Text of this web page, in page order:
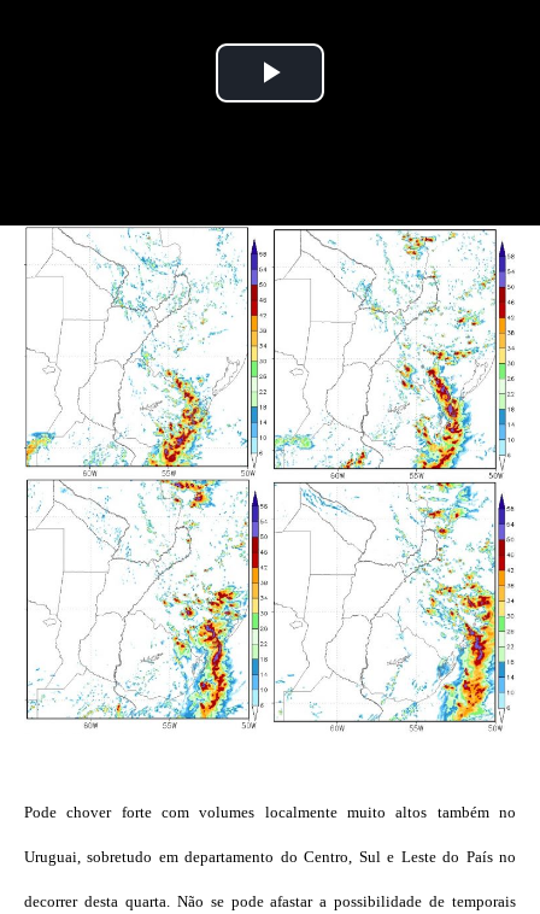
Pode chover forte com volumes localmente muito altos também no
Uruguai, sobretudo em departamento do Centro, Sul e Leste do País no
decorrer desta quarta. Não se pode afastar a possibilidade de temporais